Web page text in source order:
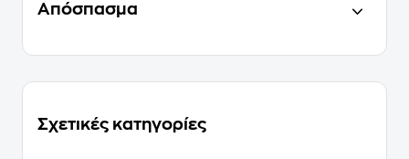
Απόσπασμα
Σχετικές κατηγορίες